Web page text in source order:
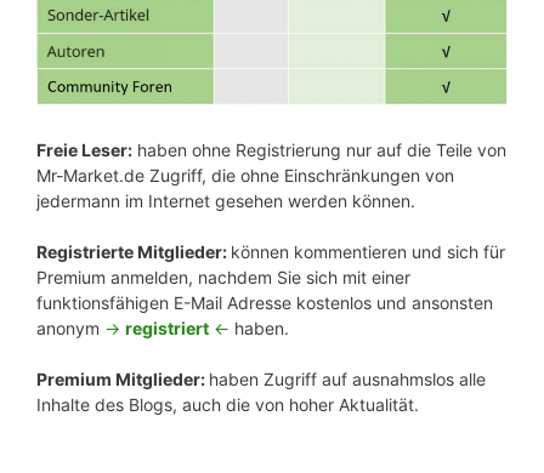
Freie Leser: haben ohne Registrierung nur auf die Teile von
Mr-Market.de Zugriff, die ohne Einschränkungen von
jedermann im Internet gesehen werden können.
Registrierte Mitglieder: können kommentieren und sich für
Premium anmelden, nachdem Sie sich mit einer
funktionsfähigen E-Mail Adresse kostenlos und ansonsten
anonym -> registriert <- haben.
Premium Mitglieder: haben Zugriff auf ausnahmslos alle
Inhalte des Blogs, auch die von hoher Aktualität.